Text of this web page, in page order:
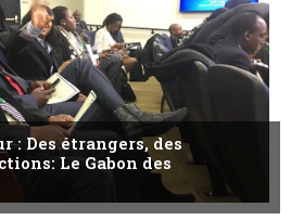
: Des étrangers, des
Le Gabon des